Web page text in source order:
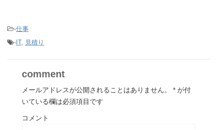
-仕事
- IT, 見積り
comment
メールアドレスが公開されることはありません。 * が付
いている欄は必須項目です
コメント